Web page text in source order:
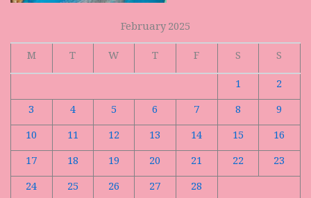
February 2025
M
T W T F S
S
1
2
3
4 5 6 7 8
9
10
11 12 13 14 15
16
17
18 19 20 21 22
23
24
25 26 27 28